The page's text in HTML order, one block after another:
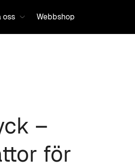
oss Webbshop
–
för